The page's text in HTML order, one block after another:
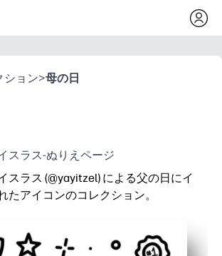
ション>母の日
スラス-ぬりえページ
スラス (@yayitzel) による父の日にイ
たアイコンのコレクション。
合わせのアイコンで、お子様はお父さん